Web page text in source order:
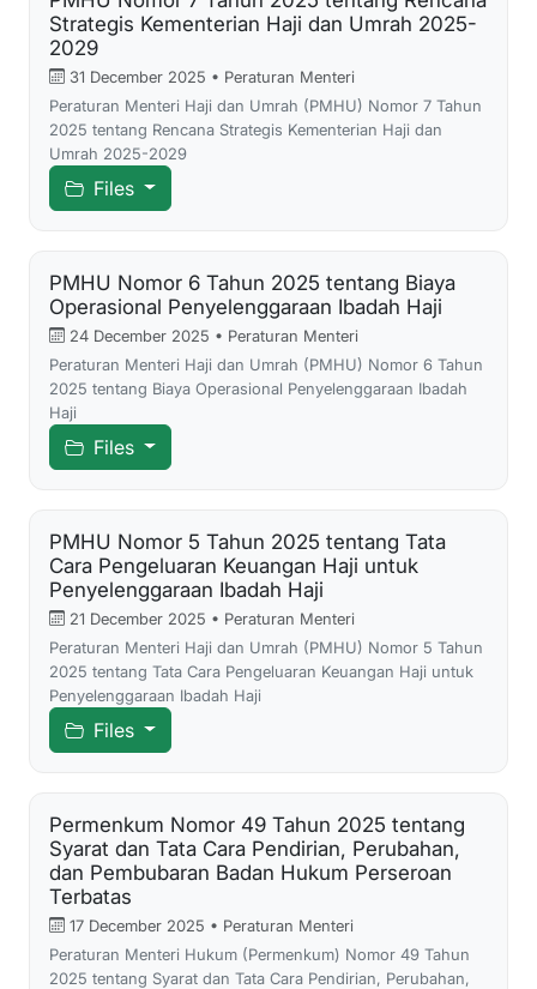
Strategis Kementerian Haji dan Umrah 2025-
2029
31 December 2025 • Peraturan Menteri
Peraturan Menteri Haji dan Umrah (PMHU) Nomor 7 Tahun
2025 tentang Rencana Strategis Kementerian Haji dan
Umrah 2025-2029
Files
PMHU Nomor 6 Tahun 2025 tentang Biaya
Operasional Penyelenggaraan Ibadah Haji
24 December 2025 • Peraturan Menteri
Peraturan Menteri Haji dan Umrah (PMHU) Nomor 6 Tahun
2025 tentang Biaya Operasional Penyelenggaraan Ibadah
Haji
Files
PMHU Nomor 5 Tahun 2025 tentang Tata
Cara Pengeluaran Keuangan Haji untuk
Penyelenggaraan Ibadah Haji
21 December 2025 • Peraturan Menteri
Peraturan Menteri Haji dan Umrah (PMHU) Nomor 5 Tahun
2025 tentang Tata Cara Pengeluaran Keuangan Haji untuk
Penyelenggaraan Ibadah Haji
Files
Permenkum Nomor 49 Tahun 2025 tentang
Syarat dan Tata Cara Pendirian, Perubahan,
dan Pembubaran Badan Hukum Perseroan
Terbatas
17 December 2025 • Peraturan Menteri
Peraturan Menteri Hukum (Permenkum) Nomor 49 Tahun
2025 tentang Syarat dan Tata Cara Pendirian, Perubahan,